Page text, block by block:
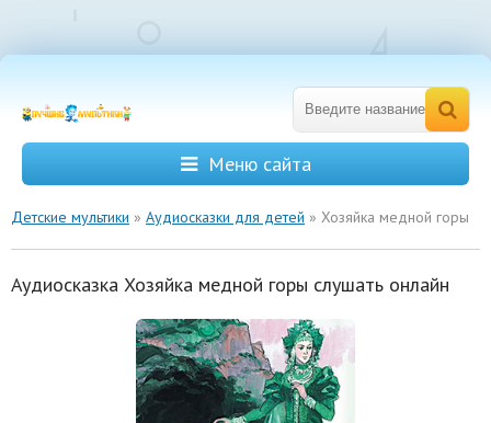
Меню сайта
Детские мультики » Аудиосказки для детей » Хозяйка медной горы
Аудиосказка Хозяйка медной горы слушать онлайн